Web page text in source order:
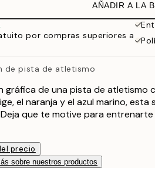
AÑADIR A LA
por compras superiores a
de pista de atletismo
gráfica de una pista de atletismo
el naranja y el azul marino,
Deja que te motive para
precio
sobre nuestros productos